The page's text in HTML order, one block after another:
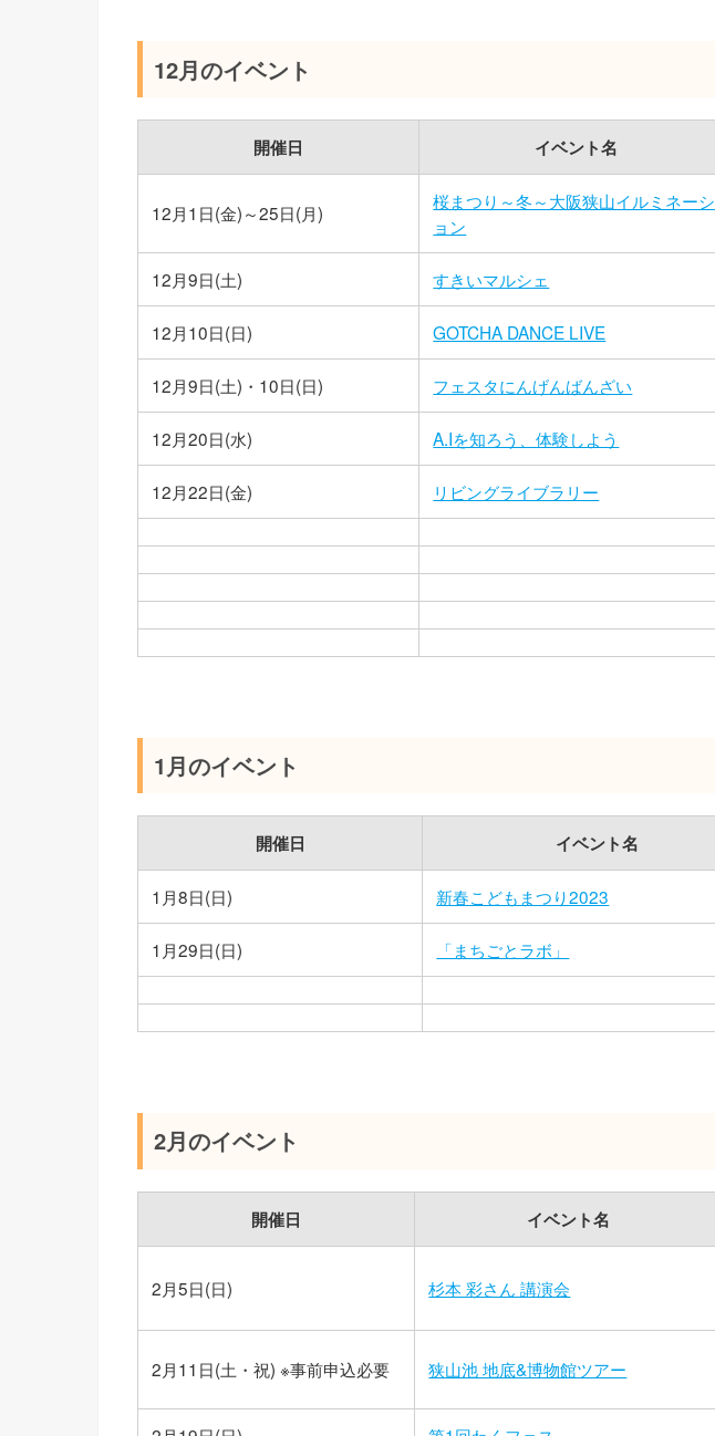
12月のイベント
開催日 イベント名
12月1日(金)～25日(月)
桜まつり～冬～大阪狭山イルミネーシ
ョン
12月9日(土) すきいマルシェ
12月10日(日) GOTCHA DANCE LIVE
12月9日(土)・10日(日) フェスタにんげんばんざい
12月20日(水) A.Iを知ろう、体験しよう
12月22日(金) リビングライブラリー
1月のイベント
開催日 イベント名
1月8日(日) 新春こどもまつり2023
1月29日(日) 「まちごとラボ」
2月のイベント
開催日 イベント名
2月5日(日) 杉本 彩さん 講演会
2月11日(土・祝) ※事前申込必要 狭山池 地底&博物館ツアー